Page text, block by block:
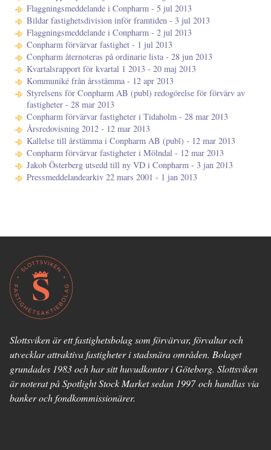
Flaggningsmeddelande i Conpharm - 5 jul 2013
Bildar fastighetsdivision inför framtiden - 3 jul 2013
Flaggningsmeddelande i Conpharm - 2 jul 2013
Conpharm förvärvar fastighet - 1 jul 2013
Conpharm åternoteras på ordinarie lista - 28 jun 2013
Kvartalsrapport för kvartal 1 2013 - 20 maj 2013
Kommuniké från årsstämma - 12 apr 2013
Styrelsens för Conpharm AB (publ) redogörelse för förvärv av
fastigheter - 28 mar 2013
Conpharm förvärvar fastigheter i Tidaholm - 28 mar 2013
Årsredovisning 2012 - 12 mar 2013
Kallelse till årstämma i Conpharm AB (publ) - 12 mar 2013
Conpharm förvärvar fastigheter i Mölndal - 12 mar 2013
Jakob Österberg utsedd till ny VD i Conpharm - 3 jan 2013
Pressmeddelandearkiv 22 mars 2001 - 1 jan 2013
Slottsviken är ett fastighetsbolag som förvärvar, förvaltar och
utvecklar attraktiva fastigheter i stadsnära områden. Bolaget
grundades 1983 och har sitt huvudkontor i Göteborg. Slottsviken
är noterat på Spotlight Stock Market sedan 1997 och handlas via
banker och fondkommissionärer.